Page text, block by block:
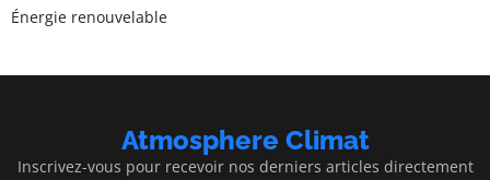
Énergie renouvelable
Atmosphere Climat
Inscrivez-vous pour recevoir nos derniers articles directement